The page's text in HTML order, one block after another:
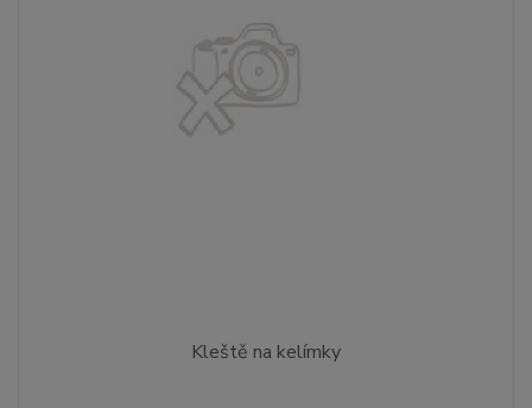
Kleště na kelímky